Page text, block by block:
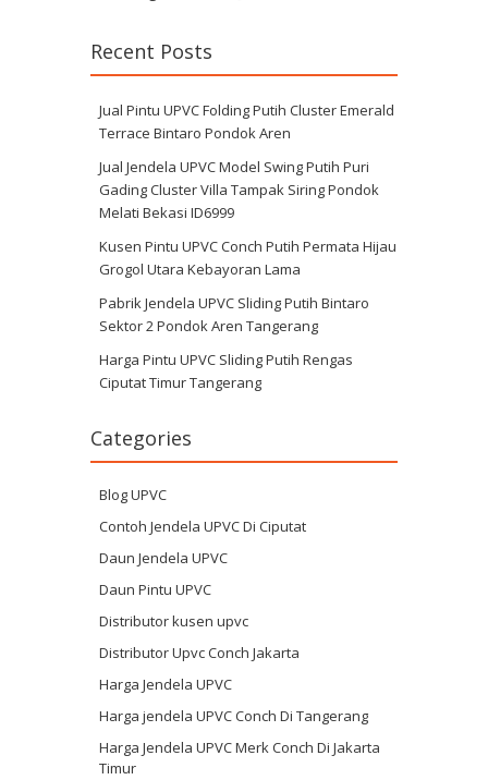
Recent Posts
Jual Pintu UPVC Folding Putih Cluster Emerald
Terrace Bintaro Pondok Aren
Jual Jendela UPVC Model Swing Putih Puri
Gading Cluster Villa Tampak Siring Pondok
Melati Bekasi ID6999
Kusen Pintu UPVC Conch Putih Permata Hijau
Grogol Utara Kebayoran Lama
Pabrik Jendela UPVC Sliding Putih Bintaro
Sektor 2 Pondok Aren Tangerang
Harga Pintu UPVC Sliding Putih Rengas
Ciputat Timur Tangerang
Categories
Blog UPVC
Contoh Jendela UPVC Di Ciputat
Daun Jendela UPVC
Daun Pintu UPVC
Distributor kusen upvc
Distributor Upvc Conch Jakarta
Harga Jendela UPVC
Harga jendela UPVC Conch Di Tangerang
Harga Jendela UPVC Merk Conch Di Jakarta
Timur